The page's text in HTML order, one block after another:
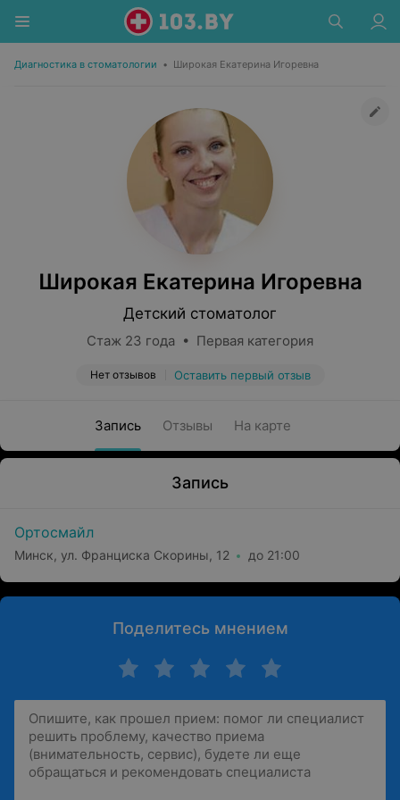
Диагностика в стоматологии • Широкая Екатерина Игоревна
Широкая Екатерина Игоревна
Детский стоматолог
Стаж 23 года • Первая категория
Нет отзывов Оставить первый отзыв
Запись Отзывы На карте
Запись
Ортосмайл
Минск, ул. Франциска Скорины, 12 до 21:00
Поделитесь мнением